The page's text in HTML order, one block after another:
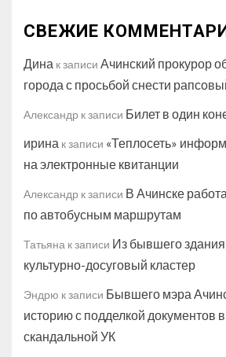
СВЕЖИЕ
Дина к записи Ачинский прокурор
города с просьбой снести
Александр к записи Билет в один
ирина к записи «Теплосеть»
на электронные квитанции
Александр к записи В Ачинске
по автобусным маршрутам
Татьяна к записи Из бывшего
культурно-досуговый кластер
Эндрю к записи Бывшего мэра
историю с подделкой документов
скандальной УК